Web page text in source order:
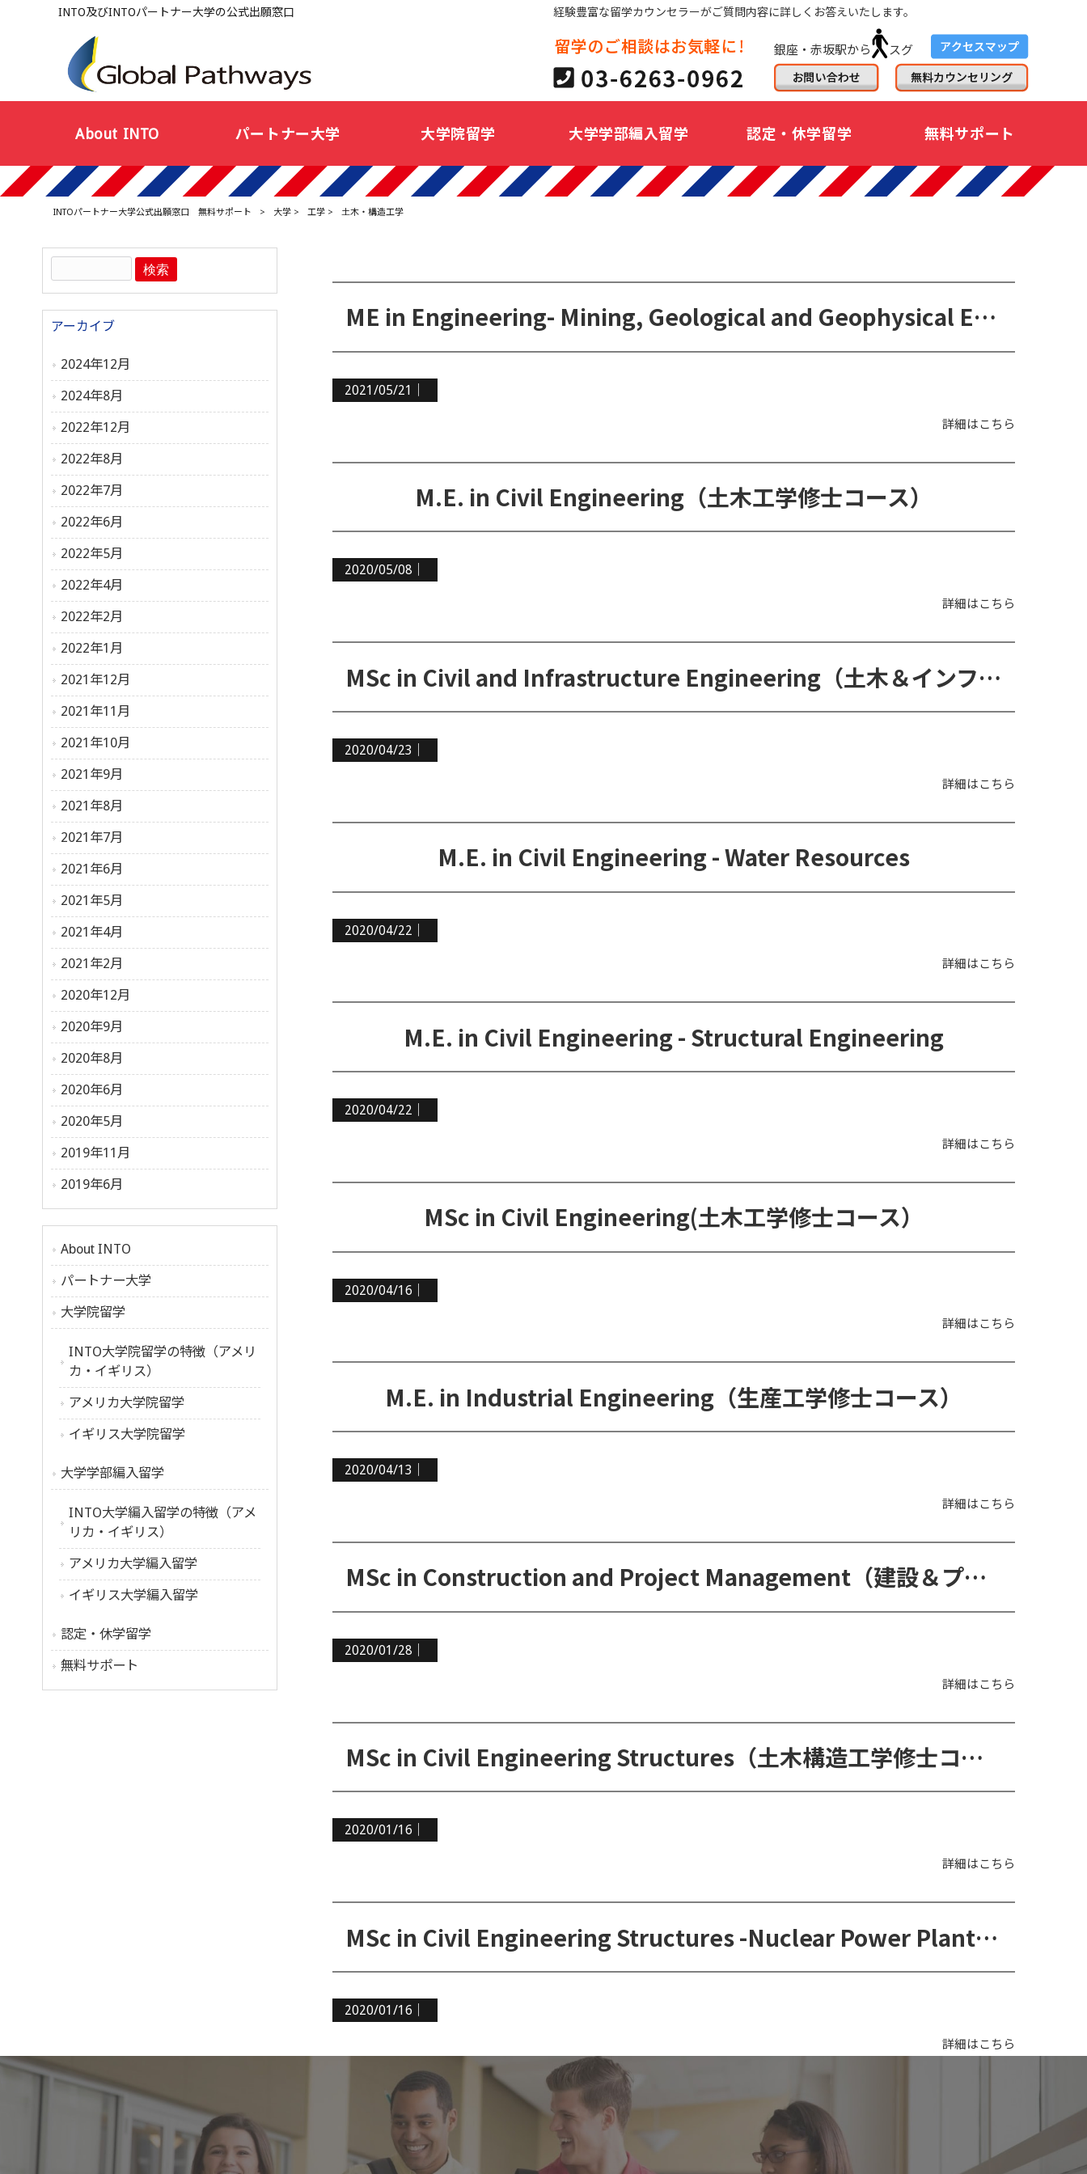
INTO及びINTOパートナー大学の公式出願窓口 経験豊富な留学カウンセラーがご質問内容に詳しくお答えいたします。
銀座・赤坂駅から スグ
About INTO パートナー大学 大学院留学 大学学部編入留学 認定・休学留学 無料サポート
INTOパートナー大学公式出願窓口 無料サポート > 大学> 工学> 土木・構造工学
ME in Engineering- Mining, Geological and Geophysical Engineering(鉱業・地球物理・地質工学修士コース)
2021/05/21｜
詳細はこちら
M.E. in Civil Engineering（土木工学修士コース）
2020/05/08｜
詳細はこちら
MSc in Civil and Infrastructure Engineering（土木＆インフラ工学修士コース）
2020/04/23｜
詳細はこちら
M.E. in Civil Engineering - Water Resources
2020/04/22｜
詳細はこちら
M.E. in Civil Engineering - Structural Engineering
2020/04/22｜
詳細はこちら
MSc in Civil Engineering(土木工学修士コース）
2020/04/16｜
詳細はこちら
M.E. in Industrial Engineering（生産工学修士コース）
2020/04/13｜
詳細はこちら
MSc in Construction and Project Management（建設＆プロジェクト管理修士コース）
2020/01/28｜
詳細はこちら
MSc in Civil Engineering Structures（土木構造工学修士コース）
2020/01/16｜
詳細はこちら
MSc in Civil Engineering Structures -Nuclear Power Plants（土木構造工学-原子力発電プラント修士コース）
2020/01/16｜
詳細はこちら
アーカイブ
2024年12月
2024年8月
2022年12月
2022年8月
2022年7月
2022年6月
2022年5月
2022年4月
2022年2月
2022年1月
2021年12月
2021年11月
2021年10月
2021年9月
2021年8月
2021年7月
2021年6月
2021年5月
2021年4月
2021年2月
2020年12月
2020年9月
2020年8月
2020年6月
2020年5月
2019年11月
2019年6月
About INTO
パートナー大学
大学院留学
INTO大学院留学の特徴（アメリ
カ・イギリス）
アメリカ大学院留学
イギリス大学院留学
大学学部編入留学
INTO大学編入留学の特徴（アメ
リカ・イギリス）
アメリカ大学編入留学
イギリス大学編入留学
認定・休学留学
無料サポート